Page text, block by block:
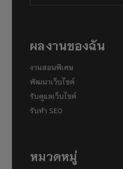
ผลงานของฉัน
งานสอนพิเศษ
พัฒนาเว็บไซต์
รับดูแลเว็บไซต์
รับทำ SEO
หมวดหมู่